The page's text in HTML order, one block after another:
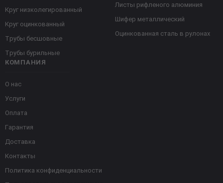
КОМПАНИЯ
О нас
Услуги
Оплата
Гарантия
Доставка
Контакты
Политика конфиденциальности
Круг низколегированный
Круг оцинкованный
Трубы бесшовные
Трубы бурильные
Листы рифленого алюминия
Шифер металлический
Оцинкованная сталь в рулонах